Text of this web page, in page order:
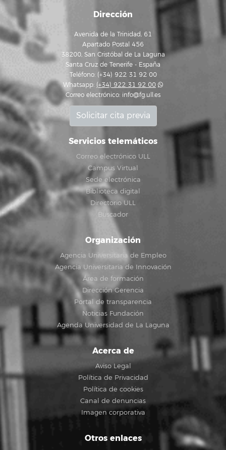
Dirección
Avenida de la Trinidad, 61
Apartado Postal 456
38200, San Cristóbal de La Laguna
Santa Cruz de Tenerife - España
Teléfono: (+34) 922 31 92 00
Whatsapp: (+34) 922 31 92 00
Correo electrónico: info@fg.ull.es
Solicitar cita previa
Servicios telemáticos
Correo electrónico ULL
Campus Virtual
Sede electrónica
Biblioteca digital
Directorio ULL
Buscador
Organización
Agencia Universitaria de Empleo
Agencia Universitaria de Innovación
Área de formación
Dirección Gerencia
Portal de transparencia
Noticias Fundación
Agenda Universidad de La Laguna
Acerca de
Aviso Legal
Política de Privacidad
Política de cookies
Canal de denuncias
Imagen corporativa
Otros enlaces